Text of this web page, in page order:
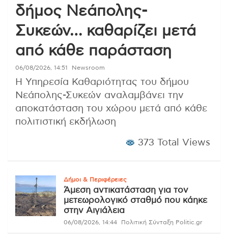
δήμος Νεάπολης-
Συκεών… καθαρίζει μετά
από κάθε παράσταση
06/08/2026, 14:51 Newsroom
Η Υπηρεσία Καθαριότητας του δήμου
Νεάπολης-Συκεών αναλαμβάνει την
αποκατάσταση του χώρου μετά από κάθε
πολιτιστική εκδήλωση
373 Total Views
Δήμοι & Περιφέρειες
Άμεση αντικατάσταση για τον
μετεωρολογικό σταθμό που κάηκε
στην Αιγιάλεια
06/08/2026, 14:44 Πολιτική Σύνταξη Politic.gr